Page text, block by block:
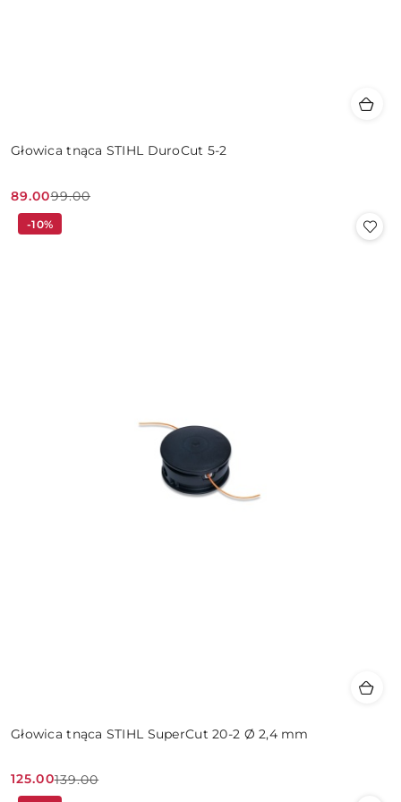
Głowica tnąca STIHL DuroCut 5-2
Cena
promocyjna:
89.00
Cena
przed
99.00
Głowica tnąca STIHL SuperCut 20-2 Ø 2,4 mm
Cena
125.00
Cena
139.00
-10%